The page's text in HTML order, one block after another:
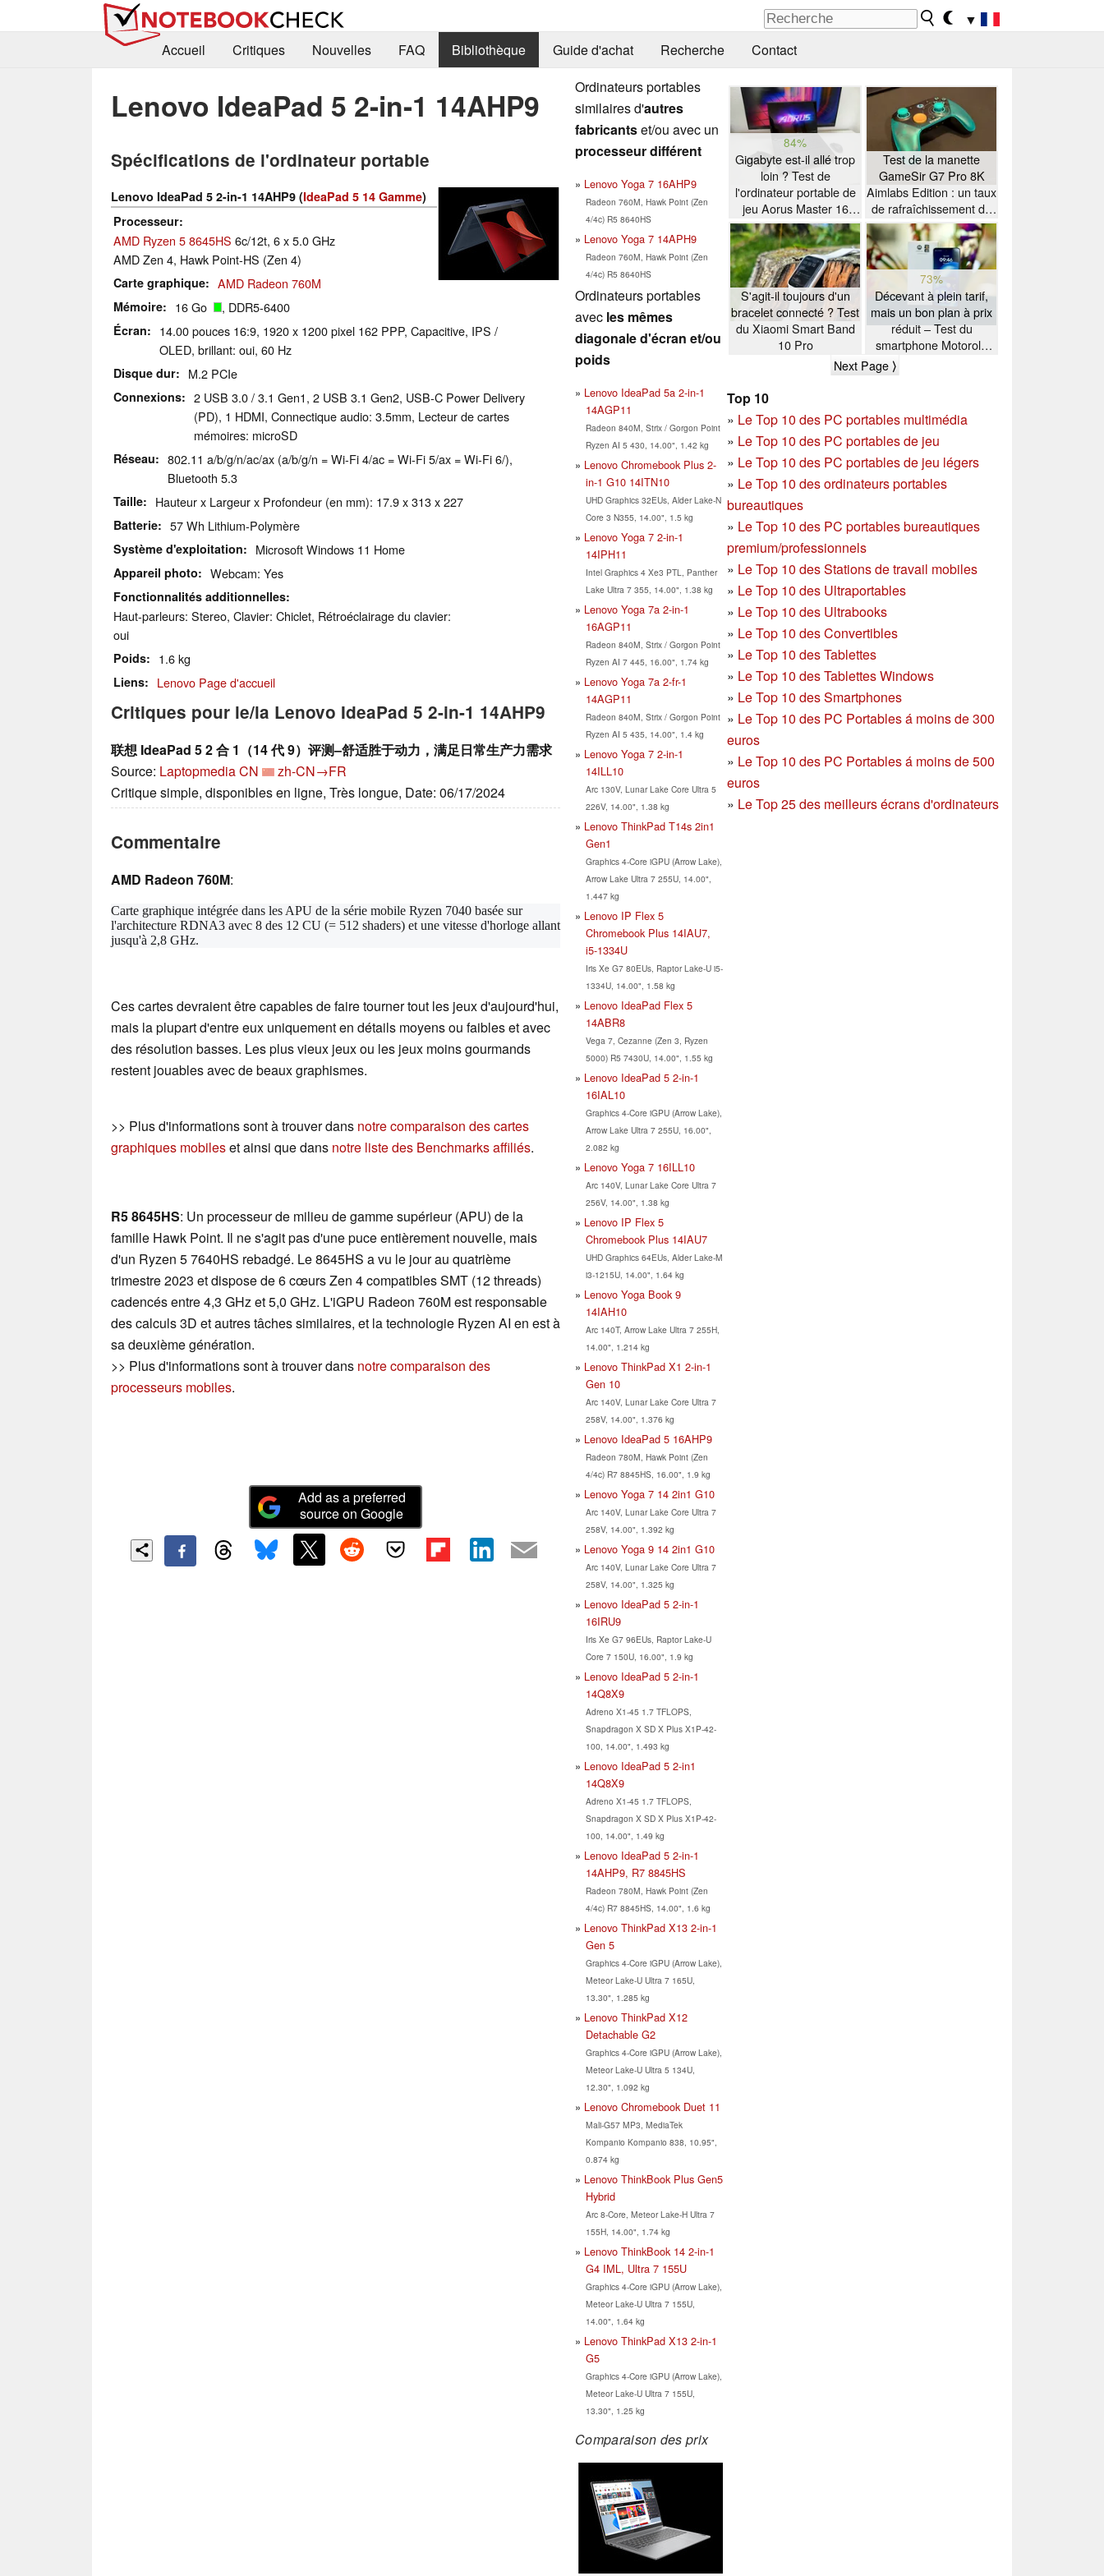
▼
Accueil
Critiques Nouvelles FAQ Bibliothèque Guide d'achat Recherche Contact
Lenovo IdeaPad 5 2-in-1 14AHP9
Spécifications de l'ordinateur portable
Lenovo IdeaPad 5 2-in-1 14AHP9 (IdeaPad 5 14 Gamme)
Processeur
AMD Ryzen 5 8645HS 6c/12t, 6 x 5.0 GHz
AMD Zen 4, Hawk Point-HS (Zen 4)
Carte graphique AMD Radeon 760M
Mémoire 16 Go , DDR5-6400
Écran
14.00 pouces 16:9, 1920 x 1200 pixel 162 PPP, Capacitive, IPS /
OLED, brillant: oui, 60 Hz
Disque dur M.2 PCIe
Connexions
2 USB 3.0 / 3.1 Gen1, 2 USB 3.1 Gen2, USB-C Power Delivery
(PD), 1 HDMI, Connectique audio: 3.5mm, Lecteur de cartes
mémoires: microSD
Réseau
802.11 a/b/g/n/ac/ax (a/b/g/n = Wi-Fi 4/ac = Wi-Fi 5/ax = Wi-Fi 6/),
Bluetooth 5.3
Taille Hauteur x Largeur x Profondeur (en mm): 17.9 x 313 x 227
Batterie 57 Wh Lithium-Polymère
Système d'exploitation Microsoft Windows 11 Home
Appareil photo Webcam: Yes
Fonctionnalités additionnelles
Haut-parleurs: Stereo, Clavier: Chiclet, Rétroéclairage du clavier:
oui
Poids 1.6 kg
Liens Lenovo Page d'accueil
Critiques pour le/la Lenovo IdeaPad 5 2-in-1 14AHP9
联想 IdeaPad 5 2 合 1（14 代 9）评测–舒适胜于动力，满足日常生产力需求
Source: Laptopmedia CN
zh-CN→FR
Critique simple, disponibles en ligne, Très longue, Date: 06/17/2024
Commentaire
AMD Radeon 760M:
Carte graphique intégrée dans les APU de la série mobile Ryzen 7040 basée sur
l'architecture RDNA3 avec 8 des 12 CU (= 512 shaders) et une vitesse d'horloge allant
jusqu'à 2,8 GHz.
Ces cartes devraient être capables de faire tourner tout les jeux d'aujourd'hui,
mais la plupart d'entre eux uniquement en détails moyens ou faibles et avec
des résolution basses. Les plus vieux jeux ou les jeux moins gourmands
restent jouables avec de beaux graphismes.
>> Plus d'informations sont à trouver dans notre comparaison des cartes
graphiques mobileset ainsi que dans notre liste des Benchmarks affiliés.
R5 8645HS: Un processeur de milieu de gamme supérieur (APU) de la
famille Hawk Point. Il ne s'agit pas d'une puce entièrement nouvelle, mais
d'un Ryzen 5 7640HS rebadgé. Le 8645HS a vu le jour au quatrième
trimestre 2023 et dispose de 6 cœurs Zen 4 compatibles SMT (12 threads)
cadencés entre 4,3 GHz et 5,0 GHz. L'iGPU Radeon 760M est responsable
des calculs 3D et autres tâches similaires, et la technologie Ryzen AI en est à
sa deuxième génération.
>> Plus d'informations sont à trouver dans notre comparaison des
processeurs mobiles.
Add as a preferred
source on Google
Ordinateurs portables
similaires d'autres
fabricantset/ou avec un
processeur différent
Lenovo Yoga 7 16AHP9
Radeon 760M, Hawk Point (Zen
4/4c) R5 8640HS
Lenovo Yoga 7 14APH9
Radeon 760M, Hawk Point (Zen
4/4c) R5 8640HS
Ordinateurs portables
avec les mêmes
diagonale d'écran et/ou
poids
Lenovo IdeaPad 5a 2-in-1
14AGP11
Radeon 840M, Strix / Gorgon Point
Ryzen AI 5 430, 14.00", 1.42 kg
Lenovo Chromebook Plus 2-
in-1 G10 14ITN10
UHD Graphics 32EUs, Alder Lake-N
Core 3 N355, 14.00", 1.5 kg
Lenovo Yoga 7 2-in-1
14IPH11
Intel Graphics 4 Xe3 PTL, Panther
Lake Ultra 7 355, 14.00", 1.38 kg
Lenovo Yoga 7a 2-in-1
16AGP11
Radeon 840M, Strix / Gorgon Point
Ryzen AI 7 445, 16.00", 1.74 kg
Lenovo Yoga 7a 2-fr-1
14AGP11
Radeon 840M, Strix / Gorgon Point
Ryzen AI 5 435, 14.00", 1.4 kg
Lenovo Yoga 7 2-in-1
14ILL10
Arc 130V, Lunar Lake Core Ultra 5
226V, 14.00", 1.38 kg
Lenovo ThinkPad T14s 2in1
Gen1
Graphics 4-Core iGPU (Arrow Lake),
Arrow Lake Ultra 7 255U, 14.00",
1.447 kg
Lenovo IP Flex 5
Chromebook Plus 14IAU7,
i5-1334U
Iris Xe G7 80EUs, Raptor Lake-U i5-
1334U, 14.00", 1.58 kg
Lenovo IdeaPad Flex 5
14ABR8
Vega 7, Cezanne (Zen 3, Ryzen
5000) R5 7430U, 14.00", 1.55 kg
Lenovo IdeaPad 5 2-in-1
16IAL10
Graphics 4-Core iGPU (Arrow Lake),
Arrow Lake Ultra 7 255U, 16.00",
2.082 kg
Lenovo Yoga 7 16ILL10
Arc 140V, Lunar Lake Core Ultra 7
256V, 14.00", 1.38 kg
Lenovo IP Flex 5
Chromebook Plus 14IAU7
UHD Graphics 64EUs, Alder Lake-M
i3-1215U, 14.00", 1.64 kg
Lenovo Yoga Book 9
14IAH10
Arc 140T, Arrow Lake Ultra 7 255H,
14.00", 1.214 kg
Lenovo ThinkPad X1 2-in-1
Gen 10
Arc 140V, Lunar Lake Core Ultra 7
258V, 14.00", 1.376 kg
Lenovo IdeaPad 5 16AHP9
Radeon 780M, Hawk Point (Zen
4/4c) R7 8845HS, 16.00", 1.9 kg
Lenovo Yoga 7 14 2in1 G10
Arc 140V, Lunar Lake Core Ultra 7
258V, 14.00", 1.392 kg
Lenovo Yoga 9 14 2in1 G10
Arc 140V, Lunar Lake Core Ultra 7
258V, 14.00", 1.325 kg
Lenovo IdeaPad 5 2-in-1
16IRU9
Iris Xe G7 96EUs, Raptor Lake-U
Core 7 150U, 16.00", 1.9 kg
Lenovo IdeaPad 5 2-in-1
14Q8X9
Adreno X1-45 1.7 TFLOPS,
Snapdragon X SD X Plus X1P-42-
100, 14.00", 1.493 kg
Lenovo IdeaPad 5 2-in1
14Q8X9
Adreno X1-45 1.7 TFLOPS,
Snapdragon X SD X Plus X1P-42-
100, 14.00", 1.49 kg
Lenovo IdeaPad 5 2-in-1
14AHP9, R7 8845HS
Radeon 780M, Hawk Point (Zen
4/4c) R7 8845HS, 14.00", 1.6 kg
Lenovo ThinkPad X13 2-in-1
Gen 5
Graphics 4-Core iGPU (Arrow Lake),
Meteor Lake-U Ultra 7 165U,
13.30", 1.285 kg
Lenovo ThinkPad X12
Detachable G2
Graphics 4-Core iGPU (Arrow Lake),
Meteor Lake-U Ultra 5 134U,
12.30", 1.092 kg
Lenovo Chromebook Duet 11
Mali-G57 MP3, MediaTek
Kompanio Kompanio 838, 10.95",
0.874 kg
Lenovo ThinkBook Plus Gen5
Hybrid
Arc 8-Core, Meteor Lake-H Ultra 7
155H, 14.00", 1.74 kg
Lenovo ThinkBook 14 2-in-1
G4 IML, Ultra 7 155U
Graphics 4-Core iGPU (Arrow Lake),
Meteor Lake-U Ultra 7 155U,
14.00", 1.64 kg
Lenovo ThinkPad X13 2-in-1
G5
Graphics 4-Core iGPU (Arrow Lake),
Meteor Lake-U Ultra 7 155U,
13.30", 1.25 kg
Comparaison des prix
84%
Gigabyte est-il allé trop
loin ? Test de
l'ordinateur portable de
jeu Aorus Master 16
équipé d'un processeur
AMD Zen 5
Test de la manette
GameSir G7 Pro 8K
Aimlabs Edition : un taux
de rafraîchissement de
8K à petit prix
S'agit-il toujours d'un
bracelet connecté ? Test
du Xiaomi Smart Band
10 Pro
73%
Décevant à plein tarif,
mais un bon plan à prix
réduit – Test du
smartphone Motorola
Next Page ⟩
Top 10
» Le Top 10 des PC portables multimédia
» Le Top 10 des PC portables de jeu
» Le Top 10 des PC portables de jeu légers
» Le Top 10 des ordinateurs portables
bureautiques
» Le Top 10 des PC portables bureautiques
premium/professionnels
» Le Top 10 des Stations de travail mobiles
» Le Top 10 des Ultraportables
» Le Top 10 des Ultrabooks
» Le Top 10 des Convertibles
» Le Top 10 des Tablettes
» Le Top 10 des Tablettes Windows
» Le Top 10 des Smartphones
» Le Top 10 des PC Portables á moins de 300
euros
» Le Top 10 des PC Portables á moins de 500
euros
» Le Top 25 des meilleurs écrans d'ordinateurs